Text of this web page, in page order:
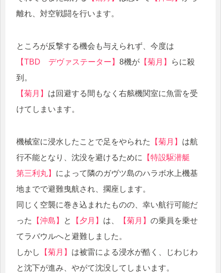
離れ、対空戦闘を行います。
ところが反撃する機会も与えられず、今度は
【TBD デヴァステーター】 8機が 【菊月】
らに殺
到。
【菊月】 は回避する間もなく右舷機関室に魚雷を受
けてしまいます。
機械室に浸水したことで足をやられた 【菊月】 は航
行不能となり、沈没を避けるために
【特設駆潜艇
第三利丸】 によって隣のガヴツ島のハラボ水上機基
地までで避難曳航され、擱座します。
同じく空襲に巻き込まれたものの、幸い航行可能だ
った
【沖島】 と 【夕月】 は、 【菊月】 の乗員を乗せ
てラバウルへと避難しました。
しかし
【菊月】 は被雷による浸水が酷く、じわじわ
と沈下が進み、やがて沈没してしまいます。